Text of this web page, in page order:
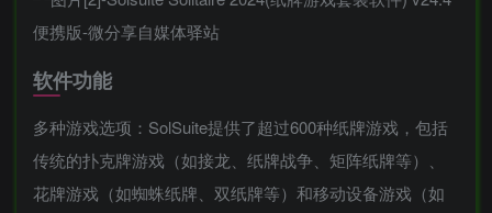
软件功能
多种游戏选项：SolSuite提供了超过600种纸牌游戏，包括
传统的扑克牌游戏（如接龙、纸牌战争、矩阵纸牌等）、
花牌游戏（如蜘蛛纸牌、双纸牌等）和移动设备游戏（如